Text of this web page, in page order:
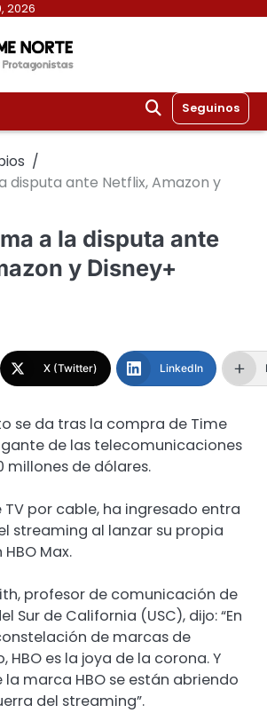
2026
Seguinos
disputa ante Netflix, Amazon y
a la disputa ante
y Disney+
X (Twitter) LinkedIn
se da tras la compra de Time
de las telecomunicaciones
millones de dólares.
TV por cable, ha ingresado entra
streaming al lanzar su propia
Max.
profesor de comunicación de
Sur de California (USC), dijo: “En
de marcas de
es la joya de la corona. Y
la marca HBO se están abriendo
del streaming”.